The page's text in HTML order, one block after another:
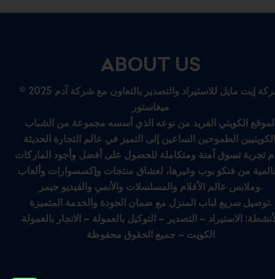
ABOUT US
© 2025 شركة إيت مايل للاستيراد والتصدير بالتعاون مع شركة آدم
ميغاستور
الكويتي الفريد من نوعه الذي أسسه مجموعة من الشباب
تجربة تسوق آمنة ومتكاملة للحصول على أفضل وأجود الماركات
من فنكو بوب وغيرها، لعشاق منتجات وإكسسوارات وألعاب
وملابس عالم الأفلام والمسلسلات والأنمي والفيديو جيمز.
توصيل سريع لباب المنزل مع ضمان الجودة والخدمة المتميزة.
الاستيراد – التصدير – التوكيل بالعمولة – الاتجار بالعمولة
الكويت – جميع الحقوق محفوظة